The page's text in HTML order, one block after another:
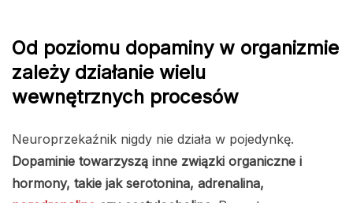
Od poziomu dopaminy w organizmie
zależy działanie wielu
wewnętrznych procesów
Neuroprzekaźnik nigdy nie działa w pojedynkę.
Dopaminie towarzyszą inne związki organiczne i
hormony, takie jak serotonina, adrenalina,